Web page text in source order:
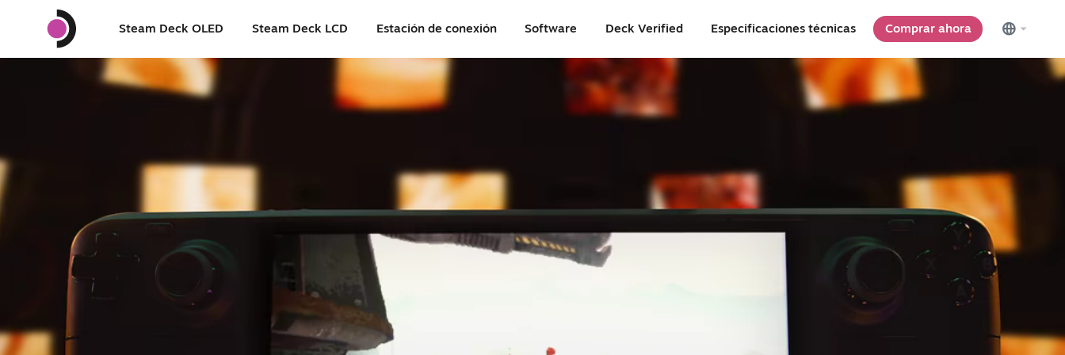
Steam Deck OLED Steam Deck LCD Estación de conexión Software Deck Verified Especificaciones técnicas Comprar ahora